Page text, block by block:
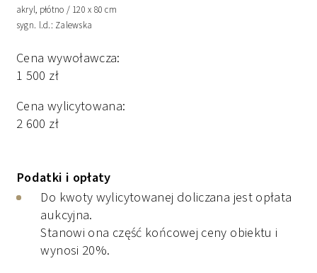
akryl, płótno / 120 x 80 cm
sygn. l.d.: Zalewska
Cena wywoławcza:
1 500 zł
Cena wylicytowana:
2 600 zł
Podatki i opłaty
Do kwoty wylicytowanej doliczana jest opłata
aukcyjna.
Stanowi ona część końcowej ceny obiektu i
wynosi 20%.